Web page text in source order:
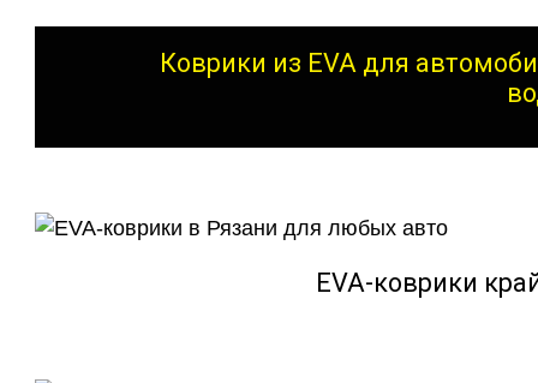
Коврики из EVA для
EVA-коврики